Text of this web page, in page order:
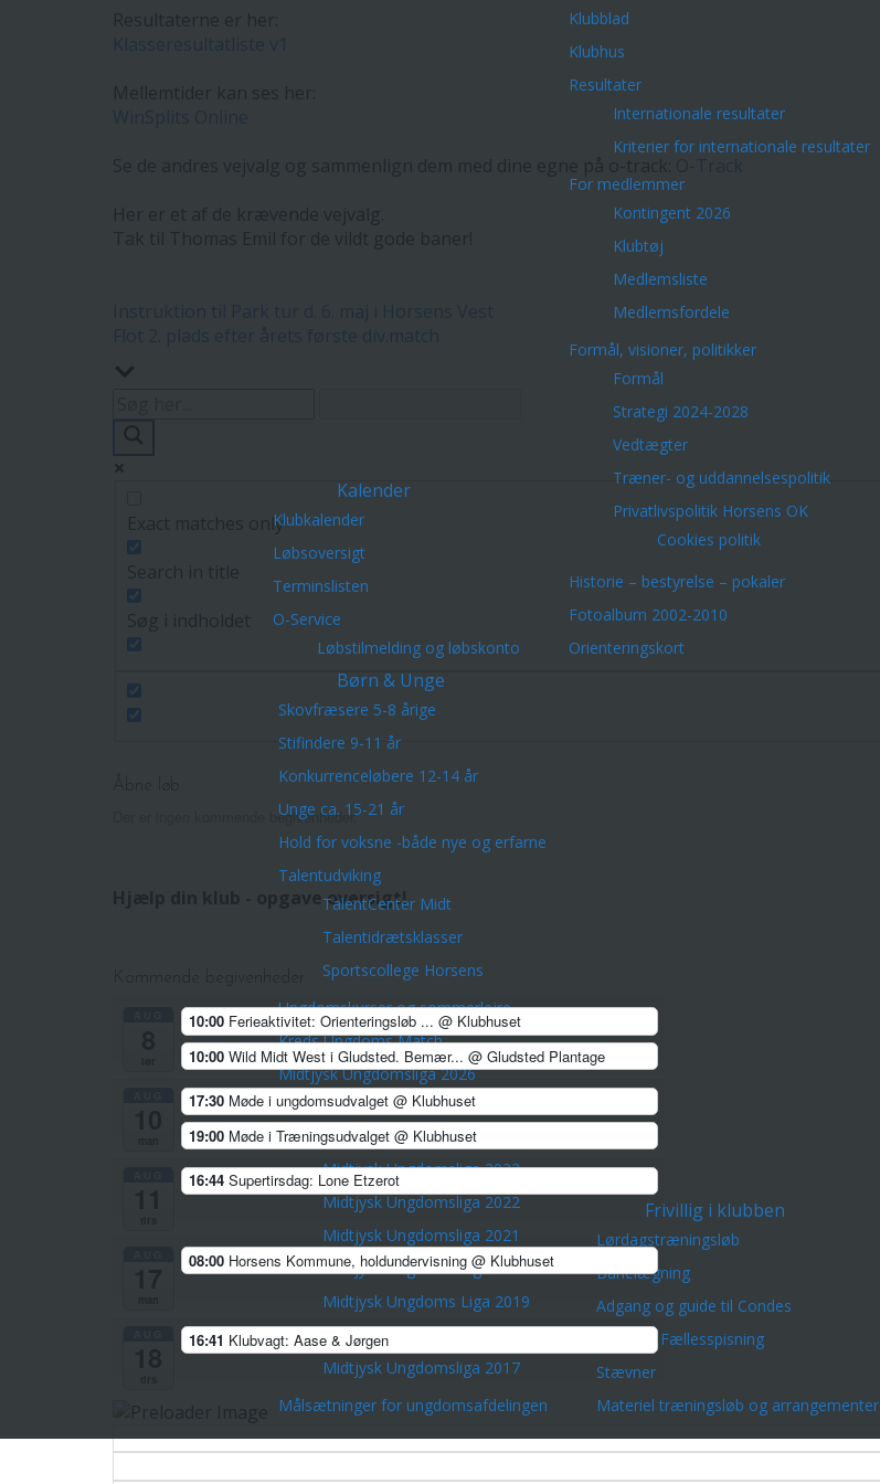
Kalender
Klubkalender
Løbsoversigt
Terminslisten
O-Service
Løbstilmelding og løbskonto
Klubblad
Klubhus
Resultater
Internationale resultater
Kriterier for internationale resultater
For medlemmer
Kontingent 2026
Klubtøj
Medlemsliste
Medlemsfordele
Formål, visioner, politikker
Formål
Strategi 2024-2028
Vedtægter
Træner- og uddannelsespolitik
Privatlivspolitik Horsens OK
Cookies politik
Historie – bestyrelse – pokaler
Fotoalbum 2002-2010
Orienteringskort
Børn & Unge
Skovfræsere 5-8 årige
Stifindere 9-11 år
Konkurrenceløbere 12-14 år
Unge ca. 15-21 år
Hold for voksne -både nye og erfarne
Talentudviking
TalentCenter Midt
Talentidrætsklasser
Sportscollege Horsens
Ungdomskurser og sommerlejre
Kreds Ungdoms Match
Midtjysk Ungdomsliga 2026
Midtjysk Ungdomsliga 2025
Midtjysk Ungdomsliga 2024
Midtjysk Ungdomsliga 2023
Midtjysk Ungdomsliga 2022
Midtjysk Ungdomsliga 2021
Midtjysk Ungdoms Liga 2020
Midtjysk Ungdoms Liga 2019
Midtjysk Ungdomsliga 2018
Midtjysk Ungdomsliga 2017
Målsætninger for ungdomsafdelingen
Frivillig i klubben
Lørdagstræningsløb
Banelægning
Adgang og guide til Condes
Vært for Fællesspisning
Stævner
Materiel træningsløb og arrangementer
Exact matches only
Der er ingen kommende begivenheder.
Hjælp din klub - opgave oversigt!
10:00 Ferieaktivitet: Orienteringsløb ... @ Klubhuset
10:00 Wild Midt West i Gludsted. Bemær... @ Gludsted Plantage
17:30 Møde i ungdomsudvalget @ Klubhuset
19:00 Møde i Træningsudvalget @ Klubhuset
16:44 Supertirsdag: Lone Etzerot
08:00 Horsens Kommune, holdundervisning @ Klubhuset
16:41 Klubvagt: Aase & Jørgen